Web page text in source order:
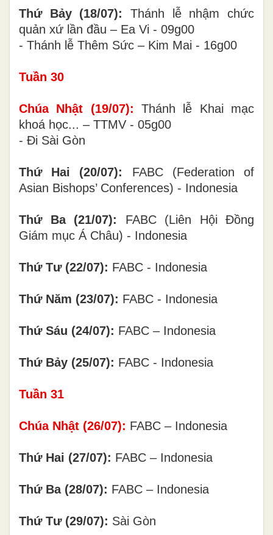
Thứ Bảy (18/07):
Thánh lễ nhậm chức
quản xứ lần đầu – Ea Vi - 09g00
- Thánh lễ Thêm Sức – Kim Mai - 16g00
Tuần 30
Chúa Nhật (19/07):Thánh lễ Khai mạc
khoá học... – TTMV - 05g00
- Đi Sài Gòn
Thứ Hai (20/07):
FABC (Federation of
Asian Bishops’ Conferences) - Indonesia
Thứ Ba (21/07): FABC (Liên Hội Đồng
Giám mục Á Châu) - Indonesia
Thứ Tư (22/07): FABC - Indonesia
Thứ Năm (23/07): FABC - Indonesia
Thứ Sáu (24/07): FABC – Indonesia
Thứ Bảy (25/07): FABC - Indonesia
Tuần 31
Chúa Nhật (26/07): FABC – Indonesia
Thứ Hai (27/07): FABC – Indonesia
Thứ Ba (28/07): FABC – Indonesia
Thứ Tư (29/07): Sài Gòn